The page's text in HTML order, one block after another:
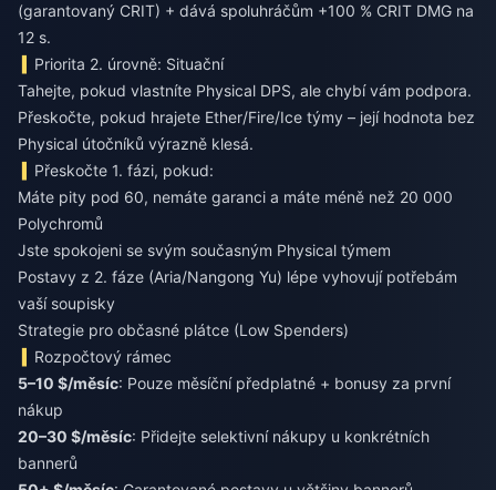
(garantovaný CRIT) + dává spoluhráčům +100 % CRIT DMG na
12 s.
Priorita 2. úrovně: Situační
Tahejte, pokud vlastníte Physical DPS, ale chybí vám podpora.
Přeskočte, pokud hrajete Ether/Fire/Ice týmy – její hodnota bez
Physical útočníků výrazně klesá.
Přeskočte 1. fázi, pokud:
Máte pity pod 60, nemáte garanci a máte méně než 20 000
Polychromů
Jste spokojeni se svým současným Physical týmem
Postavy z 2. fáze (Aria/Nangong Yu) lépe vyhovují potřebám
vaší soupisky
Strategie pro občasné plátce (Low Spenders)
Rozpočtový rámec
5–10 $/měsíc: Pouze měsíční předplatné + bonusy za první
nákup
20–30 $/měsíc: Přidejte selektivní nákupy u konkrétních
bannerů